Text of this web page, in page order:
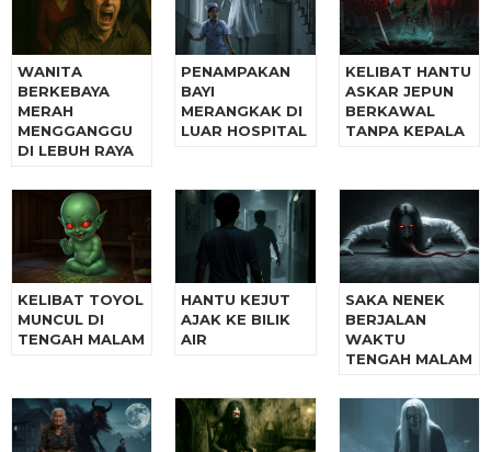
WANITA
BERKEBAYA
MERAH
MENGGANGGU
DI LEBUH RAYA
PENAMPAKAN
BAYI
MERANGKAK DI
LUAR HOSPITAL
KELIBAT HANTU
ASKAR JEPUN
BERKAWAL
TANPA KEPALA
KELIBAT TOYOL
MUNCUL DI
TENGAH MALAM
HANTU KEJUT
AJAK KE BILIK
AIR
SAKA NENEK
BERJALAN
WAKTU
TENGAH MALAM